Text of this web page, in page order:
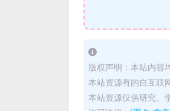
版权声明：本站内容
本站资源有的自互联
本站资源仅供研究、